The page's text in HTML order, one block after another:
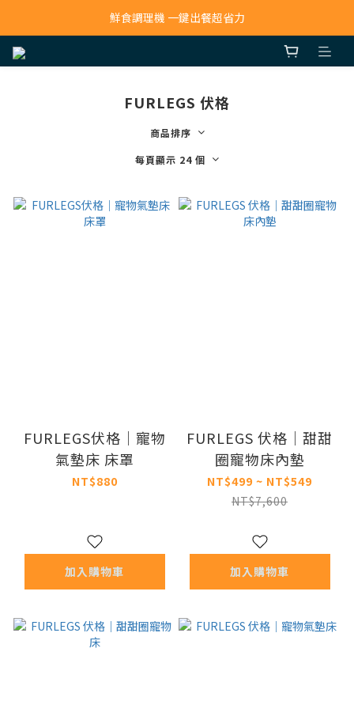
寵物吸毛機 吸毛清淨抗敏一次搞定
鮮食調理機 一鍵出餐超省力
FURLEGS 伏格
商品排序
每頁顯示 24 個
FURLEGS伏格｜寵物
氣墊床 床罩
NT$880
加入購物車
FURLEGS 伏格｜甜甜
圈寵物床內墊
NT$499 ~ NT$549
NT$7,600
加入購物車